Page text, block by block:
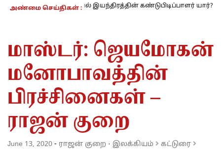
அண்மை செய்திகள் :
: தையல் இயந்திரத்தின் கண்டுபிடிப்பாளர் யார்? -கார்குழலி
மாஸ்டர்: ஜெயமோகன்
மனோபாவத்தின்
பிரச்சினைகள் –
ராஜன் குறை
June 13, 2020 - ராஜன் குறை · இலக்கியம்
கட்டுரை